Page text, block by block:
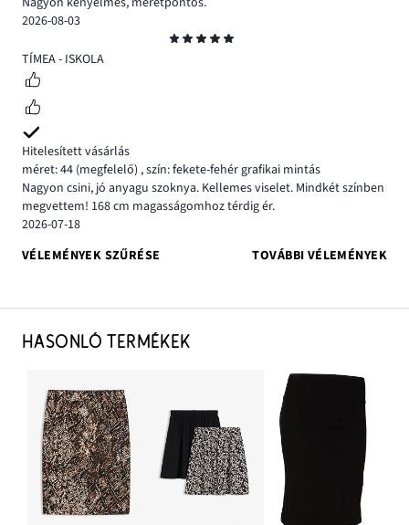
2026-08-03
5
TÍMEA - ISKOLA
Hitelesített vásárlás
méret: 44 (megfelelő) ,szín: fekete-fehér grafikai mintás
Nagyon csini, jó anyagu szoknya. Kellemes viselet. Mindkét színben
megvettem! 168 cm magasságomhoz térdig ér.
2026-07-18
VÉLEMÉNYEK SZŰRÉSE
TOVÁBBI VÉLEMÉNYEK
HASONLÓ TERMÉKEK